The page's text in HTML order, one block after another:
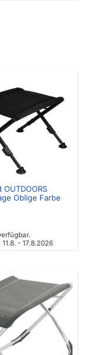
Oblige Farbe
- 17.8.2026